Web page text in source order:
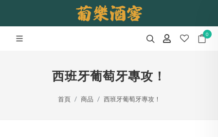
0
西班牙葡萄牙專攻！
首頁 商品 西班牙葡萄牙專攻！